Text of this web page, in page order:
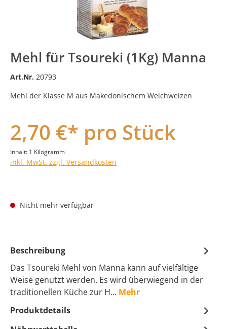
Mehl für Tsoureki (1Kg) Manna
Art.Nr. 20793
Mehl der Klasse M aus Makedonischem Weichweizen
2,70 €* pro Stück
Inhalt: 1 Kilogramm
inkl. MwSt. zzgl. Versandkosten
Nicht mehr verfügbar
Beschreibung
Das Tsoureki Mehl von Manna kann auf vielfältige
Weise genutzt werden. Es wird überwiegend in der
traditionellen Küche zur H… Mehr
Produktdetails